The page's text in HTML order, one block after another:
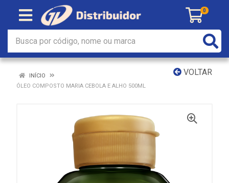
0
VOLTAR
INÍCIO
ÓLEO COMPOSTO MARIA CEBOLA E ALHO 500ML